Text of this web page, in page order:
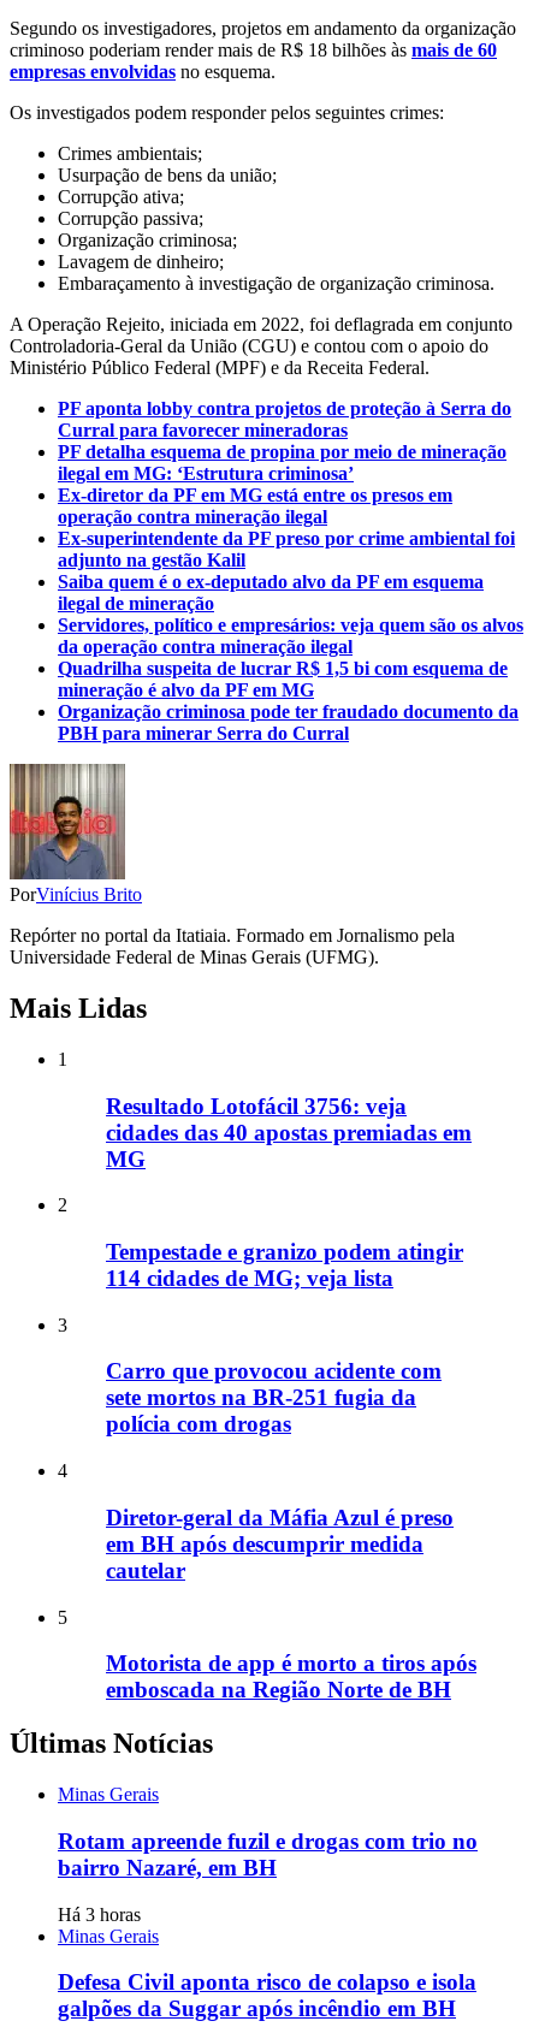
Segundo os investigadores, projetos em andamento da organização
criminoso poderiam render mais de R$ 18 bilhões às mais de 60
empresas envolvidas no esquema.
Os investigados podem responder pelos seguintes crimes:
Crimes ambientais;
Usurpação de bens da união;
Corrupção ativa;
Corrupção passiva;
Organização criminosa;
Lavagem de dinheiro;
Embaraçamento à investigação de organização criminosa.
A Operação Rejeito, iniciada em 2022, foi deflagrada em conjunto
Controladoria-Geral da União (CGU) e contou com o apoio do
Ministério Público Federal (MPF) e da Receita Federal.
PF aponta lobby contra projetos de proteção à Serra do
Curral para favorecer mineradoras
PF detalha esquema de propina por meio de mineração
ilegal em MG: ‘Estrutura criminosa’
Ex-diretor da PF em MG está entre os presos em
operação contra mineração ilegal
Ex-superintendente da PF preso por crime ambiental foi
adjunto na gestão Kalil
Saiba quem é o ex-deputado alvo da PF em esquema
ilegal de mineração
Servidores, político e empresários: veja quem são os alvos
da operação contra mineração ilegal
Quadrilha suspeita de lucrar R$ 1,5 bi com esquema de
mineração é alvo da PF em MG
Organização criminosa pode ter fraudado documento da
PBH para minerar Serra do Curral
PorVinícius Brito
Repórter no portal da Itatiaia. Formado em Jornalismo pela
Universidade Federal de Minas Gerais (UFMG).
Mais Lidas
1
Resultado Lotofácil 3756: veja
cidades das 40 apostas premiadas em
MG
2
Tempestade e granizo podem atingir
114 cidades de MG; veja lista
3
Carro que provocou acidente com
sete mortos na BR-251 fugia da
polícia com drogas
4
Diretor-geral da Máfia Azul é preso
em BH após descumprir medida
cautelar
5
Motorista de app é morto a tiros após
emboscada na Região Norte de BH
Últimas Notícias
Minas Gerais
Rotam apreende fuzil e drogas com trio no
bairro Nazaré, em BH
Há 3 horas
Minas Gerais
Defesa Civil aponta risco de colapso e isola
galpões da Suggar após incêndio em BH